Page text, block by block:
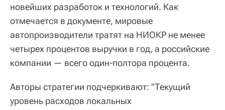
новейших разработок и технологий. Как
отмечается в документе, мировые
автопроизводители тратят на НИОКР не менее
четырех процентов выручки в год, а российские
компании — всего один-полтора процента.
Авторы стратегии подчеркивают: "Текущий
уровень расходов локальных